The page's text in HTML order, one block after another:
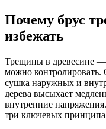
Почему брус
избежать
Трещины в древесине —
можно
сушка наружных и
дерева высыхает
внутренние
три ключевых